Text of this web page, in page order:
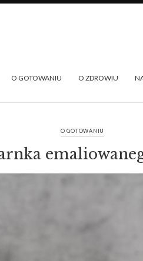
O GOTOWANIU O ZDROWIU
O GOTOWANIU